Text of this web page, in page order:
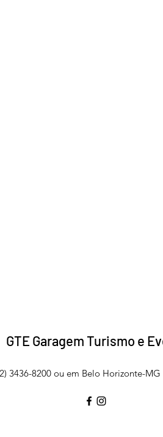
GTE Garagem Turismo e
3436-8200 ou em Belo Horizonte-MG